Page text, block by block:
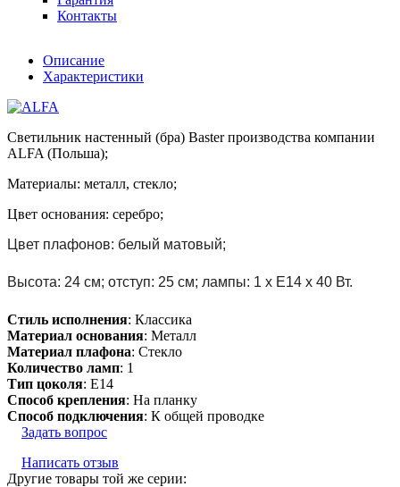
Контакты
Описание
Характеристики
Светильник настенный (бра) Baster производства компании
ALFA (Польша);
Материалы: металл, стекло;
Цвет основания: серебро;
Цвет плафонов: белый матовый;
Высота: 24 см; отступ: 25 см; лампы: 1 х E14 х 40 Вт.
Стиль исполнения: Классика
Материал основания: Металл
Материал плафона: Стекло
Количество ламп: 1
Тип цоколя: E14
Способ крепления: На планку
Способ подключения: К общей проводке
Задать вопрос
Написать отзыв
Другие товары той же серии: